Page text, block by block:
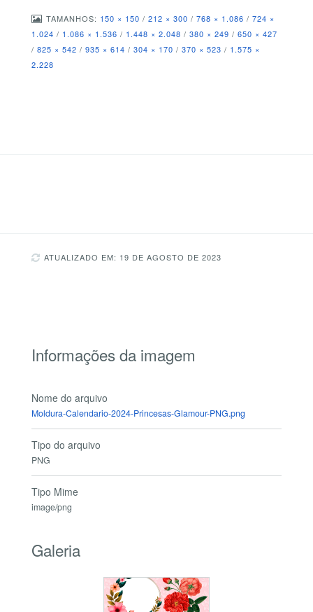
TAMANHOS: 150 × 150 / 212 × 300 / 768 × 1.086 / 724 ×
1.024 / 1.086 × 1.536 / 1.448 × 2.048 / 380 × 249 / 650 × 427
/ 825 × 542 / 935 × 614 / 304 × 170 / 370 × 523 / 1.575 ×
2.228
ATUALIZADO EM: 19 DE AGOSTO DE 2023
Informações da imagem
Nome do arquivo
Moldura-Calendario-2024-Princesas-Glamour-PNG.png
Tipo do arquivo
PNG
Tipo Mime
image/png
Galeria